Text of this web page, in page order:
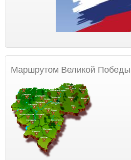
Маршрутом Великой Победы